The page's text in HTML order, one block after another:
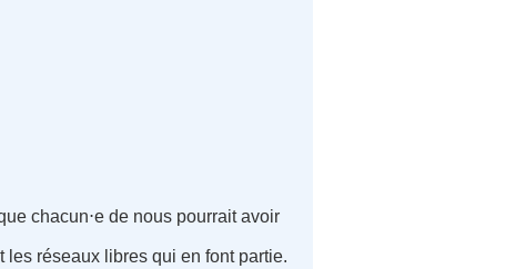
chacun⋅e de nous pourrait avoir
les réseaux libres qui en font partie.